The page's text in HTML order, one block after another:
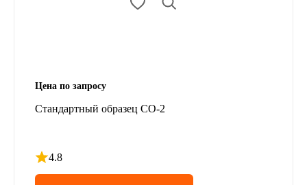
Цена по запросу
Стандартный образец СО-2
4.8
Рейтинг 4.8 из 5